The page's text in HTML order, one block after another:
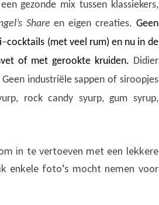
gezonde mix tussen klassiekers,
Share en eigen creaties. Geen
–cocktails (met veel rum) en nu in de
of met gerookte kruiden. Didier
industriële sappen of siroopjes
rock candy syurp, gum syrup,
in te vertoeven met een lekkere
enkele foto’s mocht nemen voor